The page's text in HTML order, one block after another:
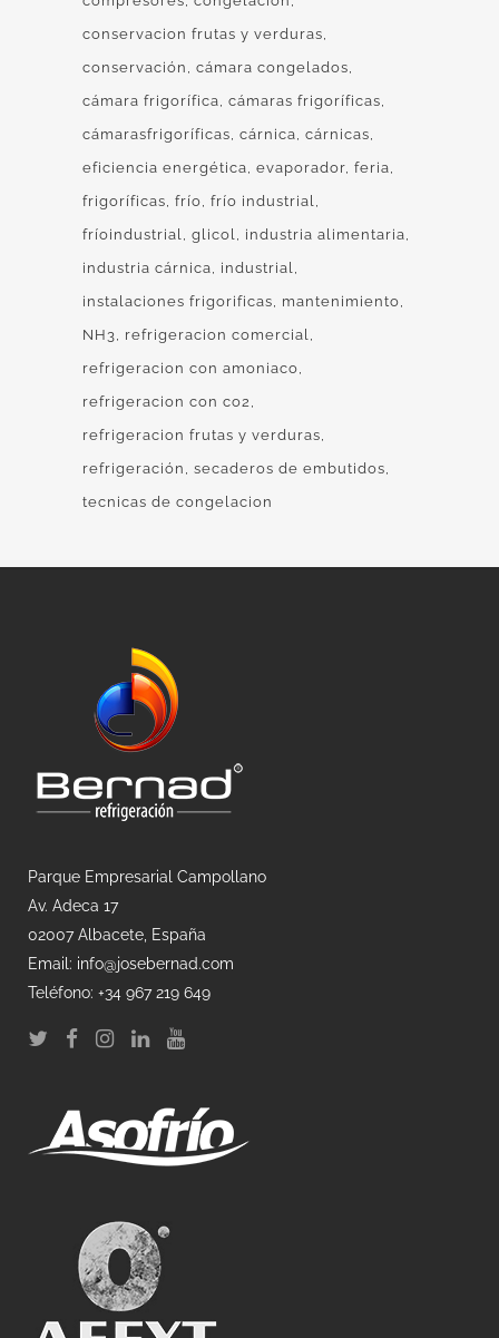
conservacion frutas y verduras
conservación
cámara congelados
cámara frigorífica cámaras frigoríficas
cámarasfrigoríficas cárnica cárnicas
eficiencia energética evaporador feria
frigoríficas frío frío industrial
fríoindustrial
glicol
industria alimentaria
industria cárnica
industrial
instalaciones frigorificas
mantenimiento
NH3
refrigeracion comercial
refrigeracion con amoniaco
refrigeracion con co2
refrigeracion frutas y verduras
refrigeración
secaderos de embutidos
tecnicas de congelacion
Parque Empresarial Campollano
Av. Adeca 17
02007 Albacete, España
Email: info@josebernad.com
Teléfono: +34 967 219 649